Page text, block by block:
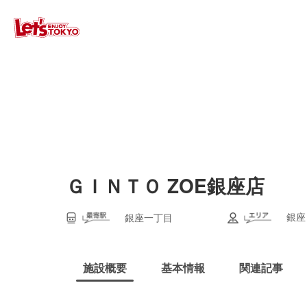
ＧＩＮＴＯ ZOE銀座店
銀座一丁目 銀座
施設概要 基本情報 関連記事